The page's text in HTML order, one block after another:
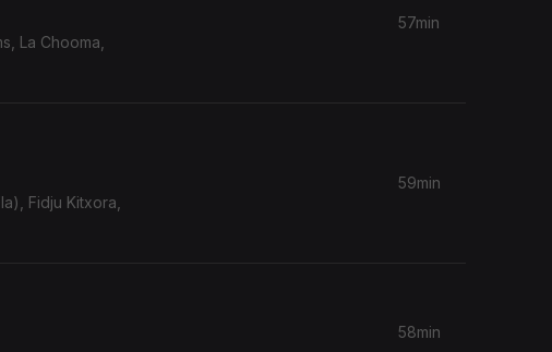
La Chooma,
57min
Fidju Kitxora,
59min
58min